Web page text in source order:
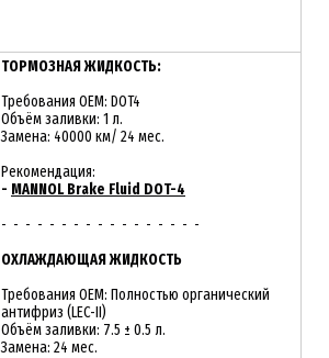
ТОРМОЗНАЯ ЖИДКОСТЬ:
Требования OEM: DOT4
Объём заливки: 1 л.
Замена: 40000 км/ 24 мес.
Рекомендация:
- MANNOL Brake Fluid DOT-4
- - - - - - - - - - - - - - - - -
ОХЛАЖДАЮЩАЯ ЖИДКОСТЬ
Требования OEM: Полностью органический
антифриз (LEC-II)
Объём заливки: 7.5 ± 0.5 л.
Замена: 24 мес.